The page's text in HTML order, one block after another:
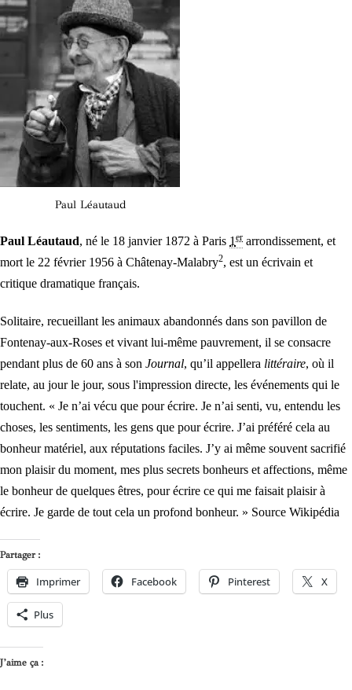
Paul Léautaud
Paul Léautaud, né le 18 janvier 1872 à Paris 1er arrondissement, et
mort le 22 février 1956 à Châtenay-Malabry2, est un écrivain et
critique dramatique français.
Solitaire, recueillant les animaux abandonnés dans son pavillon de
Fontenay-aux-Roses et vivant lui-même pauvrement, il se consacre
pendant plus de 60 ans à son Journal, qu’il appellera littéraire, où il
relate, au jour le jour, sous l'impression directe, les événements qui le
touchent. « Je n’ai vécu que pour écrire. Je n’ai senti, vu, entendu les
choses, les sentiments, les gens que pour écrire. J’ai préféré cela au
bonheur matériel, aux réputations faciles. J’y ai même souvent sacrifié
mon plaisir du moment, mes plus secrets bonheurs et affections, même
le bonheur de quelques êtres, pour écrire ce qui me faisait plaisir à
écrire. Je garde de tout cela un profond bonheur. » Source Wikipédia
Partager :
Imprimer Facebook Pinterest X
Plus
J’aime ça :